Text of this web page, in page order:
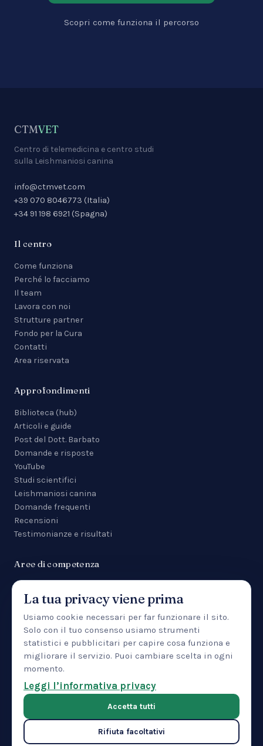
Scopri come funziona il percorso
CTMVET
Centro di telemedicina e centro studi
sulla Leishmaniosi canina
info@ctmvet.com
+39 070 8046773 (Italia)
+34 91 198 6921 (Spagna)
Il centro
Come funziona
Perché lo facciamo
Il team
Lavora con noi
Strutture partner
Fondo per la Cura
Contatti
Area riservata
Approfondimenti
Biblioteca (hub)
Articoli e guide
Post del Dott. Barbato
Domande e risposte
YouTube
Studi scientifici
Leishmaniosi canina
Domande frequenti
Recensioni
Testimonianze e risultati
Aree di competenza
Tutte le aree
Malattie da zecca
Anemia
Manifestazioni cutanee
Uveite
Insufficienza renale
Patologia epatica
IBD
Pancreatite
© 2026 CTMVET — Training Center LLC · 30 North Gould Street,
La tua privacy viene prima
Usiamo cookie necessari per far funzionare il sito.
Solo con il tuo consenso usiamo strumenti
statistici e pubblicitari per capire cosa funziona e
migliorare il servizio. Puoi cambiare scelta in ogni
momento.
Leggi l’informativa privacy
Accetta tutti
Rifiuta facoltativi